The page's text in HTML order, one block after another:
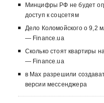
Минцифры РФ не будет
доступ к соцсетям
Дело Коломойского о 9,2
— Finance.ua
Сколько стоят квартиры
— Finance.ua
в Max разрешили
версии мессенджера